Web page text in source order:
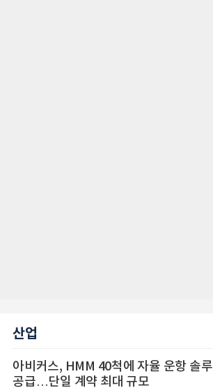
산업
아비커스, HMM 40척에 자율 운항 솔
공급…단일 계약 최대 규모